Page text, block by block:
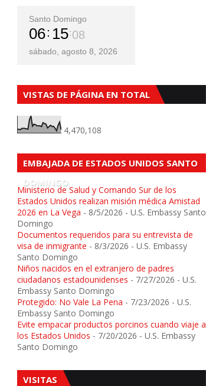
Santo Domingo
06 15 09
sábado, agosto 8, 2026
VISTAS DE PÁGINA EN TOTAL
4,470,108
EMBAJADA DE ESTADOS UNIDOS SANTO
DOMINGO
Ministerio de Salud y Comando Sur de los
Estados Unidos realizan misión médica Amistad
2026 en La Vega - 8/5/2026 - U.S. Embassy Santo
Domingo
Documentos requeridos para su entrevista de
visa de inmigrante - 8/3/2026 - U.S. Embassy
Santo Domingo
Niños nacidos en el extranjero de padres
ciudadanos estadounidenses - 7/27/2026 - U.S.
Embassy Santo Domingo
Protegido: No Vale La Pena - 7/23/2026 - U.S.
Embassy Santo Domingo
Evite empacar productos porcinos cuando viaje a
los Estados Unidos - 7/20/2026 - U.S. Embassy
Santo Domingo
VISITAS